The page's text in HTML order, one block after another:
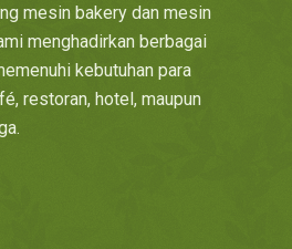
mesin bakery dan mesin
menghadirkan berbagai
kebutuhan para
restoran, hotel, maupun